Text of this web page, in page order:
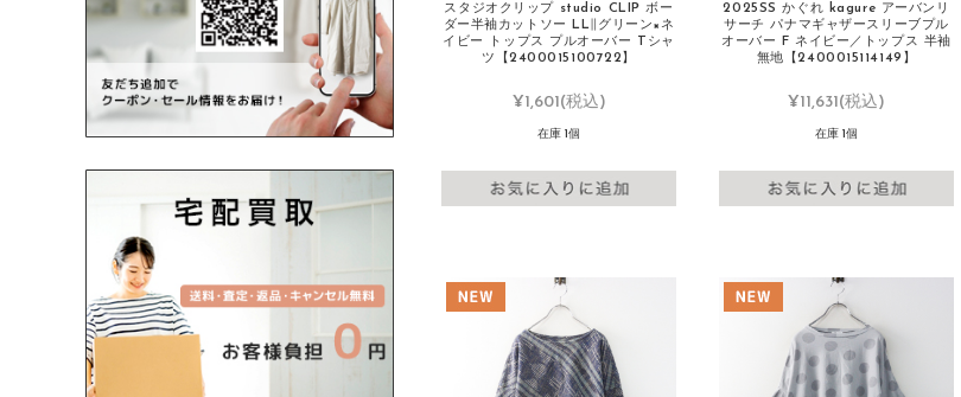
スタジオクリップ studio CLIP ボー
ダー半袖カットソー LL∥グリーン×ネ
イビー トップス プルオーバー Tシャ
ツ【2400015100722】
¥1,601(税込)
在庫 1個
2025SS かぐれ kagure アーバンリ
サーチ パナマギャザースリーブプル
オーバー F ネイビー／トップス 半袖
無地【2400015114149】
¥11,631(税込)
在庫 1個
COMME des GARCONS HOMME/コム
デギャルソンオム
COMME des GARCONS/コムデギャル
ソン
DANIELAGREGIS/ダニエラグレジス
DANTON/ダントン
Deuxieme Classe/ドゥーズィエムクラス
Dior/ディオール
Dolce&Gabbana/ドルチェ＆ガッバーナ